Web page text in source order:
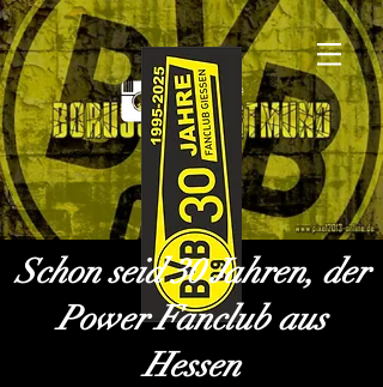
Schon seid 30 Jahren, der
Power Fanclub aus
Hessen